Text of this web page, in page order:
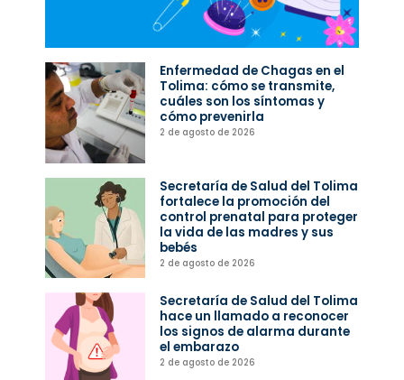
Enfermedad de Chagas en el
Tolima: cómo se transmite,
cuáles son los síntomas y
cómo prevenirla
2 de agosto de 2026
Secretaría de Salud del Tolima
fortalece la promoción del
control prenatal para proteger
la vida de las madres y sus
bebés
2 de agosto de 2026
Secretaría de Salud del Tolima
hace un llamado a reconocer
los signos de alarma durante
el embarazo
2 de agosto de 2026